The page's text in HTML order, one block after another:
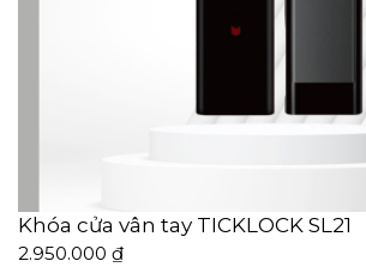
Khóa cửa vân tay TICKLOCK SL21
2.950.000 ₫